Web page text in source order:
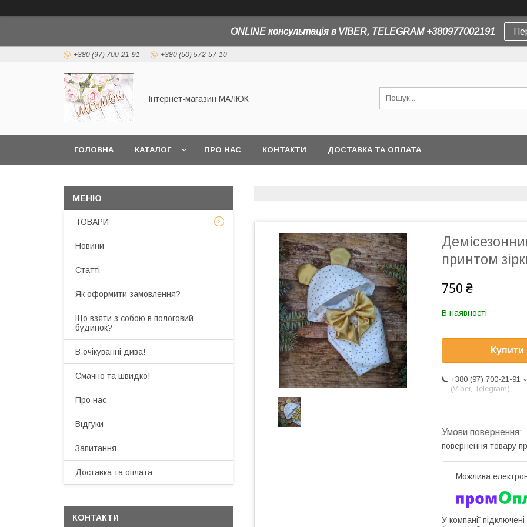
ONLINE консультація в VIBER, TELEGRAM +380977002191
+380 (97) 700-21-91 +380 (50) 572-57-10
Інтернет-магазин МАЛЮК
ГОЛОВНА КАТАЛОГ ПРО НАС КОНТАКТИ ДОСТАВКА ТА ОПЛАТА
принтом
750 ₴
В наявності
Купити
+380 (97) 700-21-91
(Viber, Telegram)
повернення товару
У компанії
ТОВАРИ
Новини
Статті
Як оформити замовлення?
Що взяти з собою в пологовий
будинок?
В очікуванні дива!
Смачно та швидко!
Про нас
Відгуки
Запитання
Доставка та оплата
КОНТАКТИ